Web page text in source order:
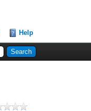
Help